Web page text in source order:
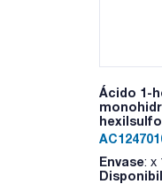
Ácido 1-
Envase: x